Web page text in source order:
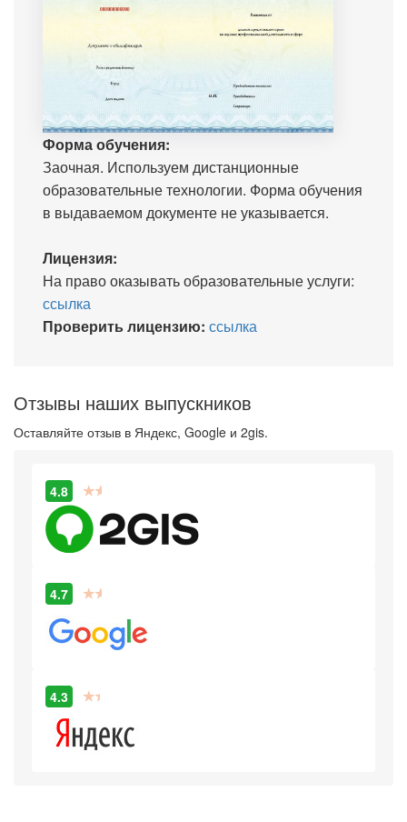
Форма обучения:
Заочная. Используем дистанционные
образовательные технологии. Форма обучения
в выдаваемом документе не указывается.
Лицензия:
На право оказывать образовательные услуги:
ссылка
Проверить лицензию: ссылка
Отзывы наших выпускников
Оставляйте отзыв в Яндекс, Google и 2gis.
4.8
4.7
4.3